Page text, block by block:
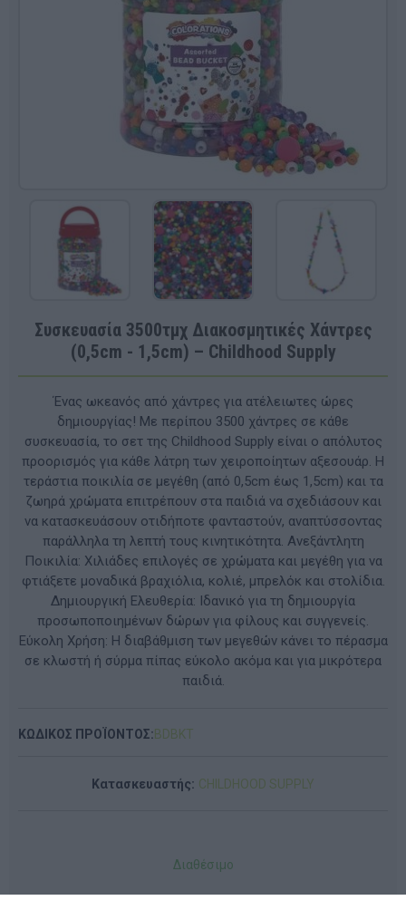
Συσκευασία 3500τμχ Διακοσμητικές Χάντρες
(0,5cm - 1,5cm) – Childhood Supply
Ένας ωκεανός από χάντρες για ατέλειωτες ώρες
δημιουργίας! Με περίπου 3500 χάντρες σε κάθε
συσκευασία, το σετ της Childhood Supply είναι ο απόλυτος
προορισμός για κάθε λάτρη των χειροποίητων αξεσουάρ. Η
τεράστια ποικιλία σε μεγέθη (από 0,5cm έως 1,5cm) και τα
ζωηρά χρώματα επιτρέπουν στα παιδιά να σχεδιάσουν και
να κατασκευάσουν οτιδήποτε φανταστούν, αναπτύσσοντας
παράλληλα τη λεπτή τους κινητικότητα. Ανεξάντλητη
Ποικιλία: Χιλιάδες επιλογές σε χρώματα και μεγέθη για να
φτιάξετε μοναδικά βραχιόλια, κολιέ, μπρελόκ και στολίδια.
Δημιουργική Ελευθερία: Ιδανικό για τη δημιουργία
προσωποποιημένων δώρων για φίλους και συγγενείς.
Εύκολη Χρήση: Η διαβάθμιση των μεγεθών κάνει το πέρασμα
σε κλωστή ή σύρμα πίπας εύκολο ακόμα και για μικρότερα
παιδιά.
ΚΩΔΙΚΟΣ ΠΡΟΪΟΝΤΟΣ:BDBKT
Κατασκευαστής: CHILDHOOD SUPPLY
Διαθέσιμο